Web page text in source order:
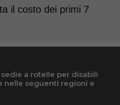
il costo dei primi 7
a rotelle per disabili
nelle seguenti regioni e